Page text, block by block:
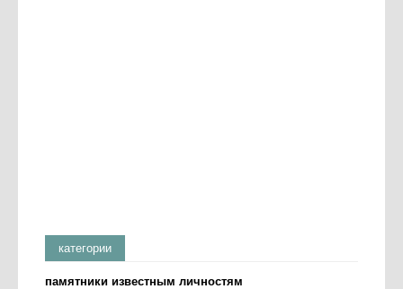
категории
памятники известным личностям